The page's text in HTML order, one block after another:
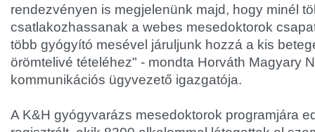
rendezvényen is megjelenünk majd, hogy minél
csatlakozhassanak a webes mesedoktorok
több gyógyító mesével járuljunk hozzá a kis
örömtelivé tételéhez" - mondta Horváth Magyary
kommunikációs ügyvezető igazgatója.
A K&H gyógyvarázs mesedoktorok programjára